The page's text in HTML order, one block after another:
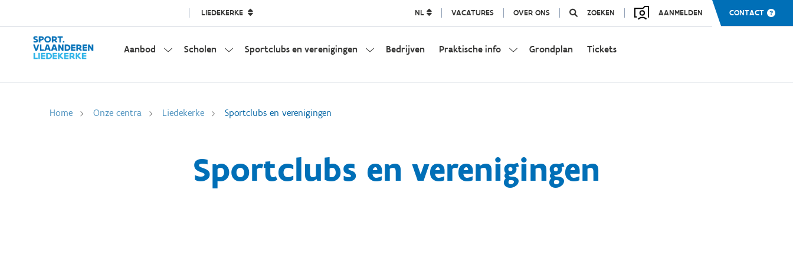
LIEDEKERKE NL VACATURES OVER ONS ZOEKEN AANMELDEN CONTACT
Aanbod Scholen Sportclubs en verenigingen Bedrijven Praktische info Grondplan Tickets
Home Onze centra Liedekerke Sportclubs en verenigingen
Sportclubs en verenigingen